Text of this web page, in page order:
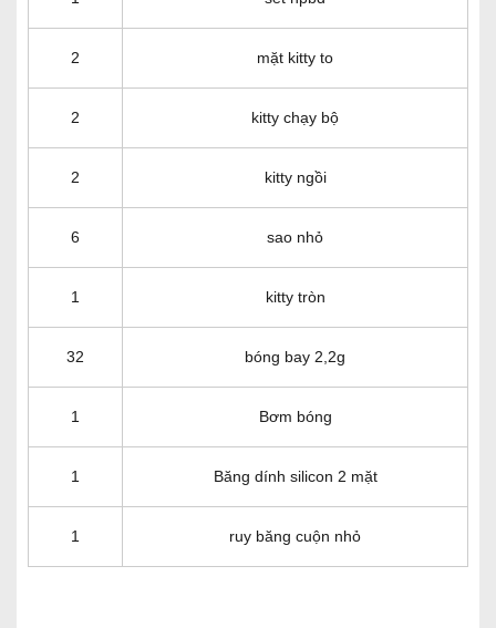
2 mặt kitty to
2 kitty chạy bộ
2 kitty ngồi
6 sao nhỏ
1 kitty tròn
32 bóng bay 2,2g
1 Bơm bóng
1 Băng dính silicon 2 mặt
1 ruy băng cuộn nhỏ